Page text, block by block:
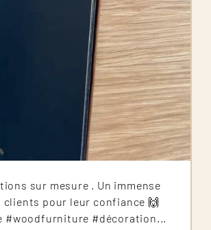
sur mesure . Un immense
clients pour leur confiance 🙌
#woodfurniture #décoration...